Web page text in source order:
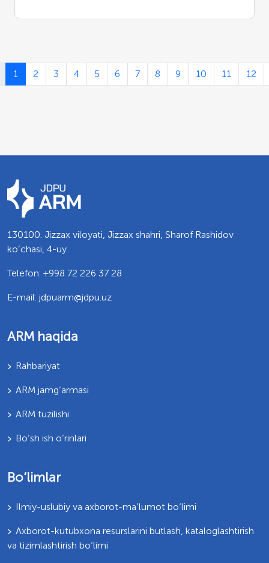
1 2 3 4 5 6 7 8 9 10 11 12
130100. Jizzax viloyati, Jizzax shahri, Sharof Rashidov
ko’chasi, 4-uy.
Telefon: +998 72 226 37 28
E-mail: jdpuarm@jdpu.uz
ARM haqida
Rahbariyat
ARM jamg’armasi
ARM tuzilishi
Bo’sh ish o’rinlari
Bo‘limlar
Ilmiy-uslubiy va axborot-ma’lumot bo‘limi
Axborot-kutubxona resurslarini butlash, kataloglashtirish
va tizimlashtirish bo‘limi